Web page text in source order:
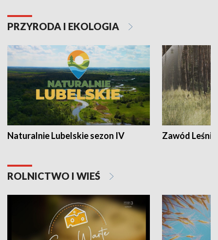
PRZYRODA I EKOLOGIA
Naturalnie Lubelskie sezon IV Zawód Leśnik
ROLNICTWO I WIEŚ